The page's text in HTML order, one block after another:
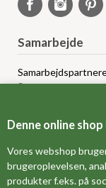
Denne online
Vores webshop
brugeroplevelsen,
produkter f.eks. på
Samarbejde
Sponsorprogram
Grossistsalg
FORSIDE